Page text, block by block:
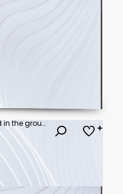
boy pulled the big bulb half buried in the ground against night sky with stars and space dust, digital art style, illustraation painting